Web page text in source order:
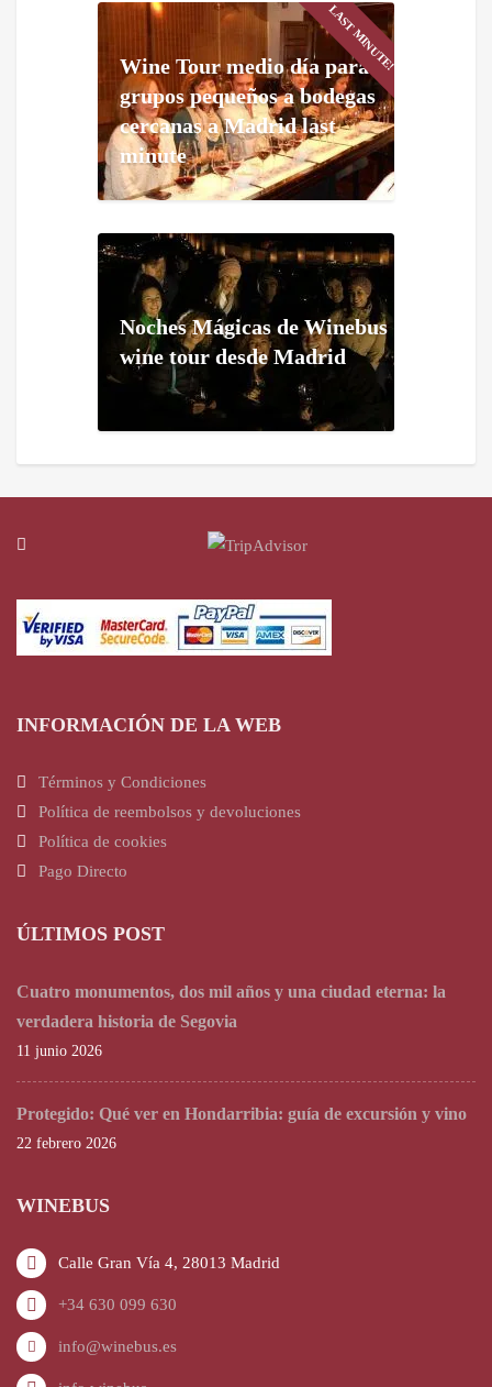
LAST MINUTE!
Wine Tour medio día para
grupos pequeños a bodegas
cercanas a Madrid last
minute
Noches Mágicas de Winebus
wine tour desde Madrid
INFORMACIÓN DE LA WEB
Términos y Condiciones
Política de reembolsos y devoluciones
Política de cookies
Pago Directo
ÚLTIMOS POST
Cuatro monumentos, dos mil años y una ciudad eterna: la
verdadera historia de Segovia
11 junio 2026
Protegido: Qué ver en Hondarribia: guía de excursión y vino
22 febrero 2026
WINEBUS
Calle Gran Vía 4, 28013 Madrid
+34 630 099 630
info@winebus.es